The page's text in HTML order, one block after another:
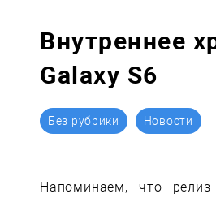
Внутреннее
Galaxy S6
Без рубрики Новости
Напоминаем, что